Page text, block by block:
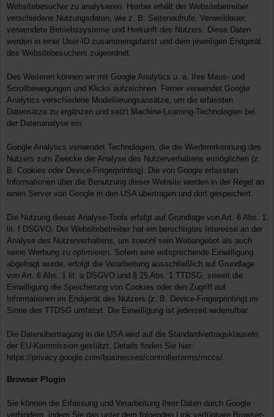
Websitebesucher zu analysieren. Hierbei erhält der Websitebetreiber
verschiedene Nutzungsdaten, wie z. B. Seitenaufrufe, Verweildauer,
verwendete Betriebssysteme und Herkunft des Nutzers. Diese Daten
werden in einer User-ID zusammengefasst und dem jeweiligen Endgerät
des Websitebesuchers zugeordnet.
Des Weiteren können wir mit Google Analytics u. a. Ihre Maus- und
Scrollbewegungen und Klicks aufzeichnen. Ferner verwendet Google
Analytics verschiedene Modellierungsansätze, um die erfassten
Datensätze zu ergänzen und setzt Machine-Learning-Technologien bei
der Datenanalyse ein.
Google Analytics verwendet Technologien, die die Wiedererkennung des
Nutzers zum Zwecke der Analyse des Nutzerverhaltens ermöglichen (z.
B. Cookies oder Device-Fingerprinting). Die von Google erfassten
Informationen über die Benutzung dieser Website werden in der Regel an
einen Server von Google in den USA übertragen und dort gespeichert.
Die Nutzung dieses Analyse-Tools erfolgt auf Grundlage von Art. 6 Abs. 1
lit. f DSGVO. Der Websitebetreiber hat ein berechtigtes Interesse an der
Analyse des Nutzerverhaltens, um sowohl sein Webangebot als auch
seine Werbung zu optimieren. Sofern eine entsprechende Einwilligung
abgefragt wurde, erfolgt die Verarbeitung ausschließlich auf Grundlage
von Art. 6 Abs. 1 lit. a DSGVO und § 25 Abs. 1 TTDSG, soweit die
Einwilligung die Speicherung von Cookies oder den Zugriff auf
Informationen im Endgerät des Nutzers (z. B. Device-Fingerprinting) im
Sinne des TTDSG umfasst. Die Einwilligung ist jederzeit widerrufbar.
Die Datenübertragung in die USA wird auf die Standardvertragsklauseln
der EU-Kommission gestützt. Details finden Sie hier:
https://privacy.google.com/businesses/controllerterms/mccs/
Browser Plugin
Sie können die Erfassung und Verarbeitung Ihrer Daten durch Google
verhindern, indem Sie das unter dem folgenden Link verfügbare Browser-